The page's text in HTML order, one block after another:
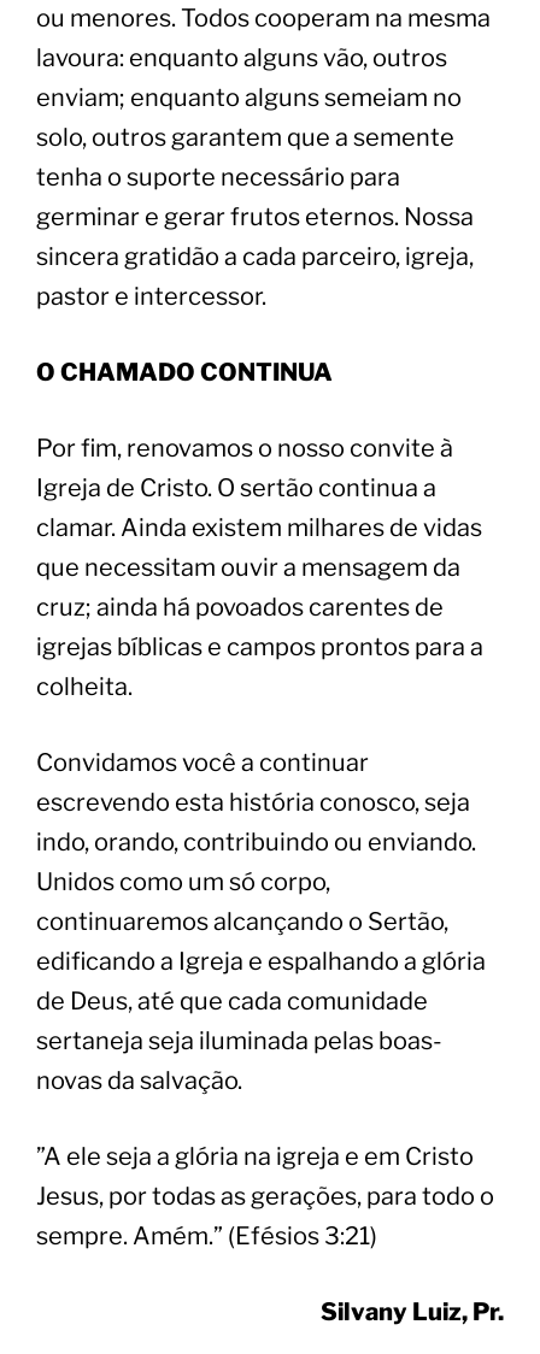
ou menores. Todos cooperam na mesma
lavoura: enquanto alguns vão, outros
enviam; enquanto alguns semeiam no
solo, outros garantem que a semente
tenha o suporte necessário para
germinar e gerar frutos eternos. Nossa
sincera gratidão a cada parceiro, igreja,
pastor e intercessor.
​O CHAMADO CONTINUA
​Por fim, renovamos o nosso convite à
Igreja de Cristo. O sertão continua a
clamar. Ainda existem milhares de vidas
que necessitam ouvir a mensagem da
cruz; ainda há povoados carentes de
igrejas bíblicas e campos prontos para a
colheita.
​Convidamos você a continuar
escrevendo esta história conosco, seja
indo, orando, contribuindo ou enviando.
Unidos como um só corpo,
continuaremos alcançando o Sertão,
edificando a Igreja e espalhando a glória
de Deus, até que cada comunidade
sertaneja seja iluminada pelas boas-
novas da salvação.
​”A ele seja a glória na igreja e em Cristo
Jesus, por todas as gerações, para todo o
sempre. Amém.” (Efésios 3:21)
Silvany Luiz, Pr.